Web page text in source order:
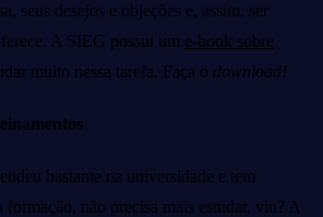
seus desejos e objeções e, assim, ser
A SIEG possui um e-book sobre
muito nessa tarefa. Faça o download!
bastante na universidade e tem
formação, não precisa mais estudar, viu? A